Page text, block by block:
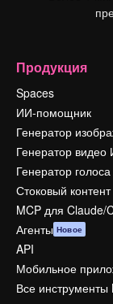
Продукция
Spaces
ИИ-помощник
Генератор
Генератор видео
Генератор
Стоковый контент
MCP для Claude/
Агенты Новое
API
Мобильное
Все инструменты